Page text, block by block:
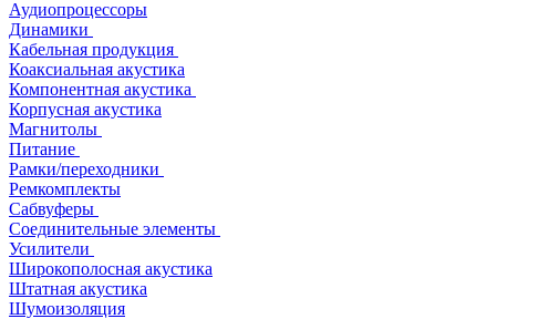
Аудиопроцессоры
Динамики
Кабельная продукция
Коаксиальная акустика
Компонентная акустика
Корпусная акустика
Магнитолы
Питание
Рамки/переходники
Ремкомплекты
Сабвуферы
Соединительные элементы
Усилители
Широкополосная акустика
Штатная акустика
Шумоизоляция